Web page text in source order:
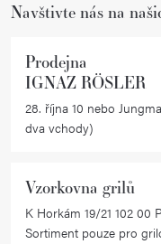
Navštivte nás na
Prodejna
IGNAZ RÖSLER
28. října 10 nebo
dva vchody)
Vzorkovna grilů
K Horkám 19/21 102 00
Sortiment pouze pro